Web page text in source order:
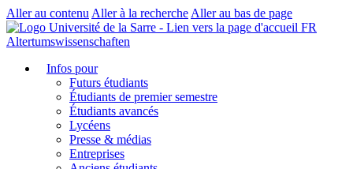
Aller au contenu Aller à la recherche Aller au bas de page
FR
Altertumswissenschaften
Infos pour
Futurs étudiants
Étudiants de premier semestre
Étudiants avancés
Lycéens
Presse & médias
Entreprises